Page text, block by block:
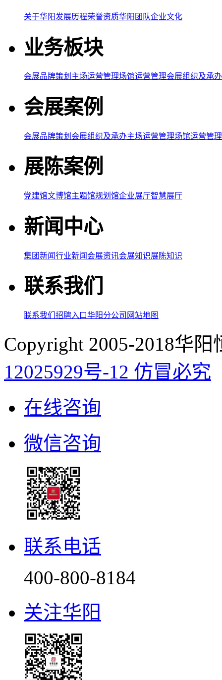
关于华阳发展历程荣誉资质华阳团队企业文化
业务板块
会展品牌策划 主场运营管理场馆运营管理会展组织及承办
会展案例
会展品牌策划 会展组织及承办主场运营管理场馆运营管理
展陈案例
党建馆文博馆主题馆规划馆企业展厅智慧展厅
新闻中心
集团新闻行业新闻 会展资讯会展知识展陈知识
联系我们
联系我们 招聘入口华阳分公司 网站地图
Copyright 2005-2018华
12025929号-12 仿冒必究
在线咨询
微信咨询
联系电话
400-800-8184
关注华阳